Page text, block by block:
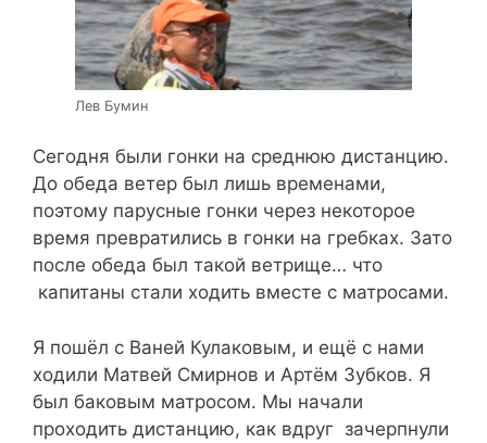
Лев Бумин
Сегодня были гонки на среднюю дистанцию.
До обеда ветер был лишь временами,
поэтому парусные гонки через некоторое
время превратились в гонки на гребках. Зато
после обеда был такой ветрище… что
капитаны стали ходить вместе с матросами.
Я пошёл с Ваней Кулаковым, и ещё с нами
ходили Матвей Смирнов и Артём Зубков. Я
был баковым матросом. Мы начали
проходить дистанцию, как вдруг зачерпнули